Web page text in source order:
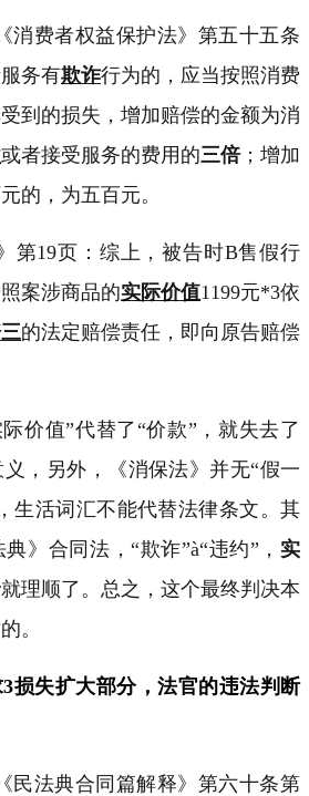
消费者权益保护法》第五十五条
务有欺诈行为的，应当按照消费
到的损失，增加赔偿的金额为消
或者接受服务的费用的三倍；增加
的，为五百元。
第19页：综上，被告时B售假行
案涉商品的实际价值1199元*3依
的法定赔偿责任，即向原告赔偿
价值”代替了“价款”，就失去了
义，另外，《消保法》并无“假一
生活词汇不能代替法律条文。其
》合同法，“欺诈”à“违约”， 实
就理顺了。总之，这个最终判决本
。
3损失扩大部分，法官的违法判断
民法典合同篇解释》第六十条第